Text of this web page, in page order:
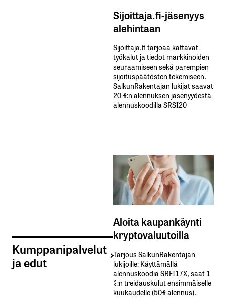
Kumppanipalvelut
ja edut
Sijoittaja.fi-jäsenyys
alehintaan
Sijoittaja.fi tarjoaa kattavat
työkalut ja tiedot markkinoiden
seuraamiseen sekä parempien
sijoituspäätösten tekemiseen.
SalkunRakentajan lukijat saavat
20 %:n alennuksen jäsenyydestä
alennuskoodilla SRSI20
Aloita kaupankäynti
kryptovaluutoilla
Tarjous SalkunRakentajan
lukijoille: Käyttämällä​ ​
alennuskoodia​ ​SRFI17X,​ ​saat​ ​1
%:n treidauskulut​ ​ensimmäiselle​ ​
kuukaudelle​ ​(50%​ ​alennus).